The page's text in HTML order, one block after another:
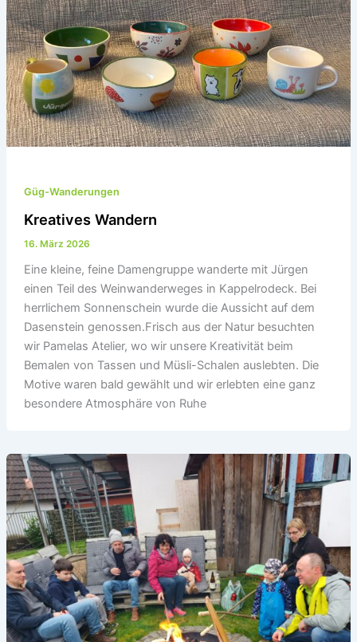
Güg-Wanderungen
Kreatives Wandern
16. März 2026
Eine kleine, feine Damengruppe wanderte mit Jürgen
einen Teil des Weinwanderweges in Kappelrodeck. Bei
herrlichem Sonnenschein wurde die Aussicht auf dem
Dasenstein genossen.Frisch aus der Natur besuchten
wir Pamelas Atelier, wo wir unsere Kreativität beim
Bemalen von Tassen und Müsli-Schalen auslebten. Die
Motive waren bald gewählt und wir erlebten eine ganz
besondere Atmosphäre von Ruhe